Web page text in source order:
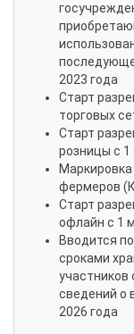
2023 года
Старт
торговых
Старт
розницы c 1
фермеров
Старт
офлайн с 1
Вводится
сроками
участников
сведений о
2026 года